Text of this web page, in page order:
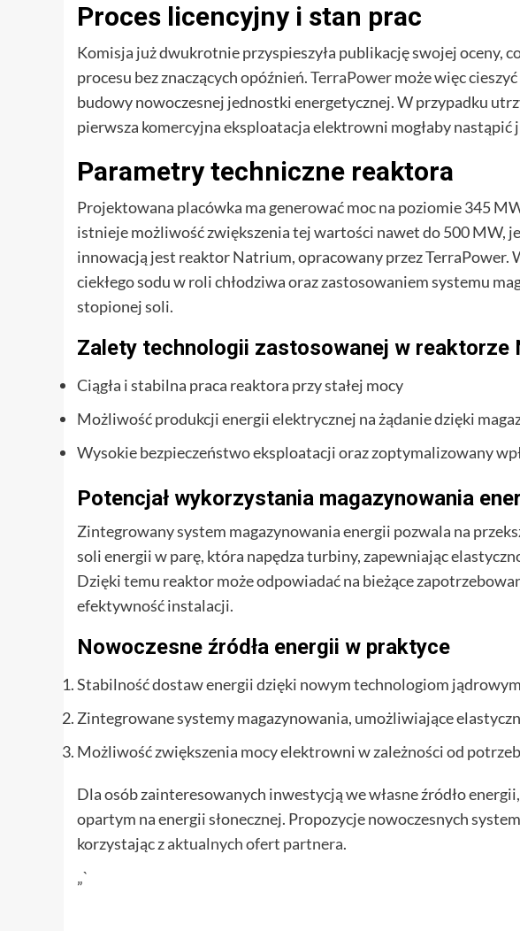
Proces licencyjny i stan prac
Komisja już dwukrotnie przyspieszyła publikację swojej oceny,
procesu bez znaczących opóźnień.TerraPowermoże więc
budowy nowoczesnej jednostki energetycznej. W przypadku
pierwsza komercyjna eksploatacja elektrowni mogłaby nastąpić
Parametry techniczne reaktora
Projektowana placówka ma generować moc na poziomie 345
istnieje możliwość zwiększenia tej wartości nawet do 500 MW,
innowacją jest reaktor Natrium, opracowany przez TerraPower.
ciekłego sodu w roli chłodziwa oraz zastosowaniem systemu
stopionej soli.
Zalety technologii zastosowanej w reaktorze
Ciągła i stabilna praca reaktora przy stałej mocy
Możliwość produkcji energii elektrycznej na żądanie dzięki
Wysokie bezpieczeństwo eksploatacji oraz zoptymalizowany
Potencjał wykorzystania magazynowania
Zintegrowany system magazynowania energii pozwala na
soli energii w parę, która napędza turbiny, zapewniając
Dzięki temu reaktor może odpowiadać na bieżące
efektywność instalacji.
Nowoczesne źródła energii w praktyce
Stabilność dostaw energii dzięki nowym technologiom jądrowym
Zintegrowane systemy magazynowania, umożliwiające
Możliwość zwiększenia mocy elektrowni w zależności od
Dla osób zainteresowanych inwestycją we własne źródło
opartym na energii słonecznej. Propozycje nowoczesnych
korzystając zaktualnych ofert partnera.
„`